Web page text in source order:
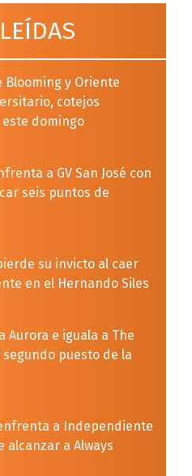
Blooming y Oriente
cotejos
este domingo
a GV San José con
seis puntos de
su invicto al caer
en el Hernando Siles
Aurora e iguala a The
puesto de la
a Independiente
alcanzar a Always